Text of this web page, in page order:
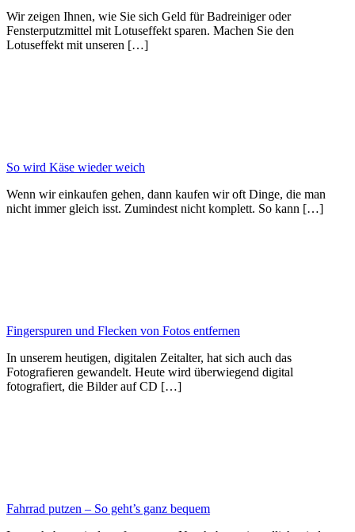
Wir zeigen Ihnen, wie Sie sich Geld für Badreiniger oder
Fensterputzmittel mit Lotuseffekt sparen. Machen Sie den
Lotuseffekt mit unseren […]
So wird Käse wieder weich
Wenn wir einkaufen gehen, dann kaufen wir oft Dinge, die man
nicht immer gleich isst. Zumindest nicht komplett. So kann […]
Fingerspuren und Flecken von Fotos entfernen
In unserem heutigen, digitalen Zeitalter, hat sich auch das
Fotografieren gewandelt. Heute wird überwiegend digital
fotografiert, die Bilder auf CD […]
Fahrrad putzen – So geht’s ganz bequem